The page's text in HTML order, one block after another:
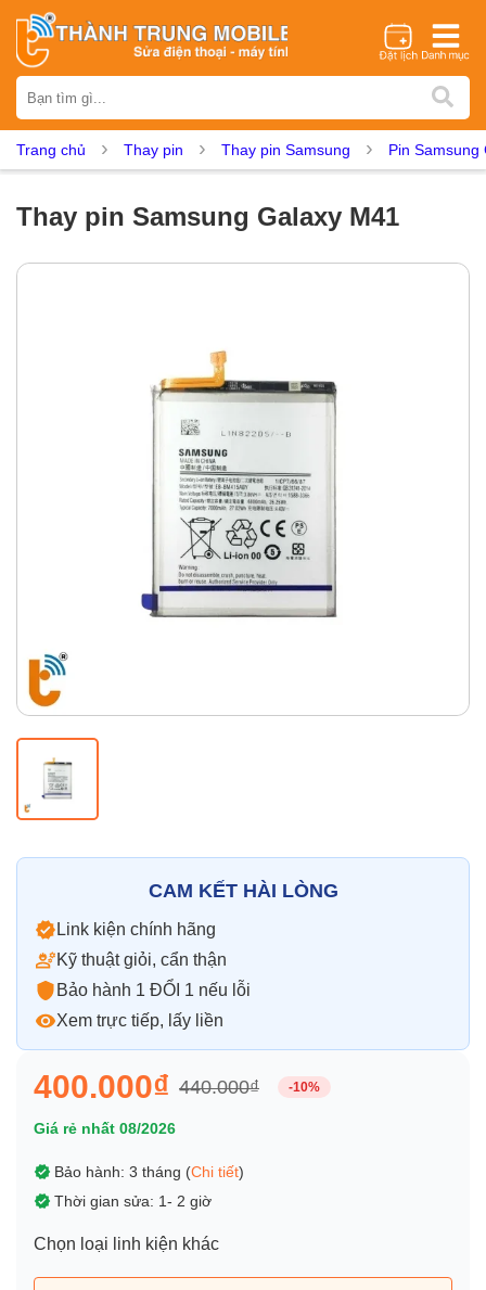
iPhone Samsung Oppo Xiaomi Realme Vivo
Vsmart Nokia Google Pixel
Dịch vụ sửa chữa
Thay màn hình
Màn hình iPhone
Màn hình Xiaomi
Màn hình Vsmart Màn hình Google Pixel
Thay pin
Pin iPhone
Pin Realme
Trang chủ Thay pin Thay pin Samsung Pin Samsung
Thay pin Samsung Galaxy M41
CAM KẾT HÀI LÒNG
Link kiện chính hãng
Kỹ thuật giỏi, cẩn thận
Bảo hành 1 ĐỔI 1 nếu lỗi
Xem trực tiếp, lấy liền
400.000₫ 440.000₫ -10%
Giá rẻ nhất 08/2026
Bảo hành: 3 tháng (Chi tiết)
Thời gian sửa: 1- 2 giờ
Chọn loại linh kiện khác